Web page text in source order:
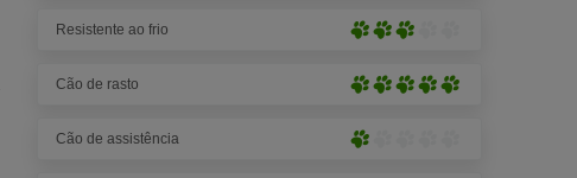
patas)
de
patas)
Resistente ao frio
Moderado
de
patas)
Cão de rasto
Muito
(5
Cão de assistência
Muito